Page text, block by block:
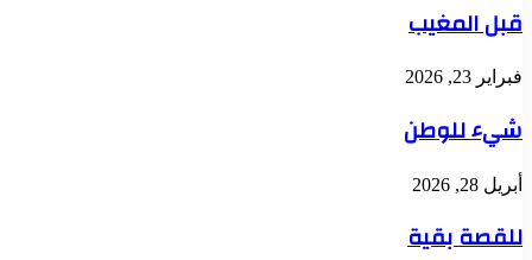
قبل المغيب
فبراير 23, 2026
شيء للوطن
أبريل 28, 2026
للقصة بقية